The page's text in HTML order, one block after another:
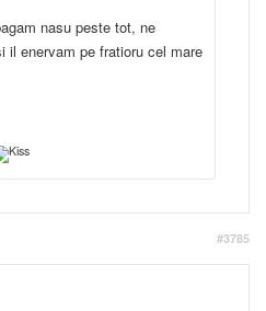
nasu peste tot, ne
il enervam pe fratioru cel mare
#3785